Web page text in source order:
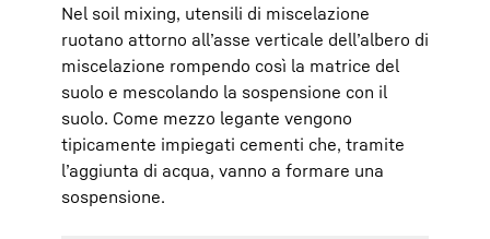
Nel soil mixing, utensili di miscelazione
ruotano attorno all’asse verticale dell’albero di
miscelazione rompendo così la matrice del
suolo e mescolando la sospensione con il
suolo. Come mezzo legante vengono
tipicamente impiegati cementi che, tramite
l’aggiunta di acqua, vanno a formare una
sospensione.